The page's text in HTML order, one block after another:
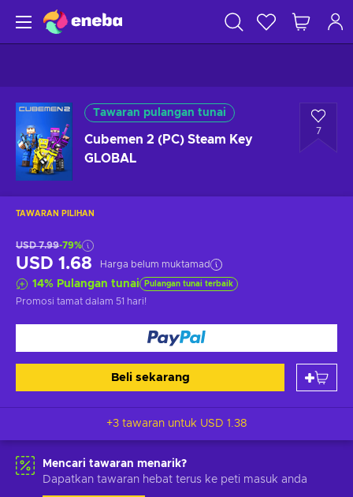
Tawaran pulangan tunai
Cubemen 2 (PC) Steam Key
GLOBAL
7
TAWARAN PILIHAN
USD 7.99-79%
USD 1.68 Harga belum muktamad
14% Pulangan tunai Pulangan tunai terbaik
Promosi tamat dalam 51 hari!
Beli sekarang
+3 tawaran untuk USD 1.38
Mencari tawaran menarik?
Dapatkan tawaran hebat terus ke peti masuk anda